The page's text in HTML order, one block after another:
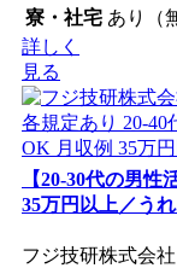
寮・社宅 あり（
詳しく
見る
【20-30代の男
35万円以上／う
フジ技研株式会